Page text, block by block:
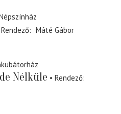
Rendező
Máté Gábor
Nélküle
Rendező